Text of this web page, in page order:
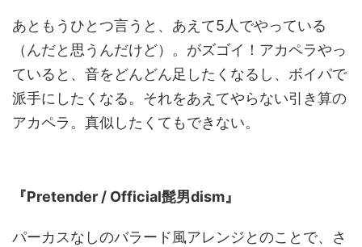
あともうひとつ言うと、あえて5人でやっている
（んだと思うんだけど）。がズゴイ！アカペラやっ
ていると、音をどんどん足したくなるし、ボイパで
派手にしたくなる。それをあえてやらない引き算の
アカペラ。真似したくてもできない。
『Pretender / Official髭男dism』
パーカスなしのバラード風アレンジとのことで、さ